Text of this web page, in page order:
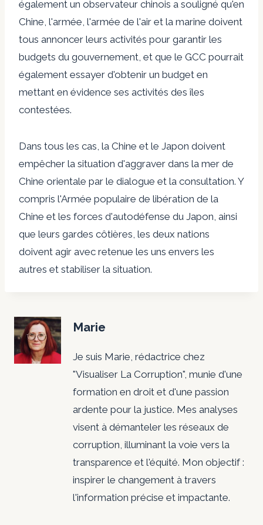
également un observateur chinois a souligné qu'en
Chine, l'armée, l'armée de l'air et la marine doivent
tous annoncer leurs activités pour garantir les
budgets du gouvernement, et que le GCC pourrait
également essayer d'obtenir un budget en
mettant en évidence ses activités des îles
contestées.
Dans tous les cas, la Chine et le Japon doivent
empêcher la situation d'aggraver dans la mer de
Chine orientale par le dialogue et la consultation. Y
compris l'Armée populaire de libération de la
Chine et les forces d'autodéfense du Japon, ainsi
que leurs gardes côtières, les deux nations
doivent agir avec retenue les uns envers les
autres et stabiliser la situation.
Marie
Je suis Marie, rédactrice chez
"Visualiser La Corruption", munie d'une
formation en droit et d'une passion
ardente pour la justice. Mes analyses
visent à démanteler les réseaux de
corruption, illuminant la voie vers la
transparence et l'équité. Mon objectif :
inspirer le changement à travers
l'information précise et impactante.